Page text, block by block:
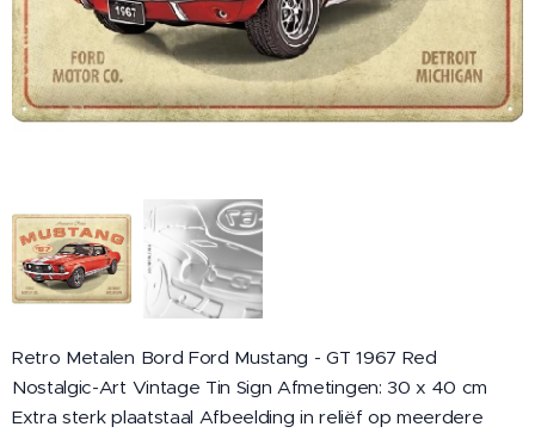
Retro Metalen Bord Ford Mustang - GT 1967 Red
Nostalgic-Art Vintage Tin Sign Afmetingen: 30 x 40 cm
Extra sterk plaatstaal Afbeelding in reliëf op meerdere